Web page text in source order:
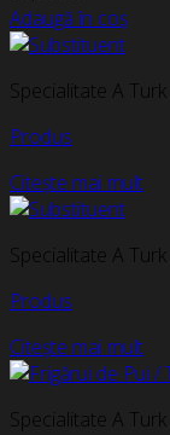
Adaugă în coș
Specialitate A
Produs
Citește mai mult
Specialitate A
Produs
Citește mai mult
Specialitate A